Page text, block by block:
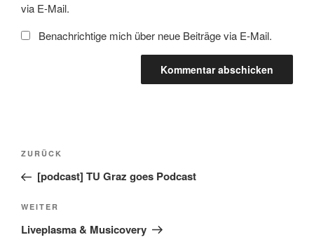
via E-Mail.
Benachrichtige mich über neue Beiträge via E-Mail.
Beitragsnavigation
Vorheriger
Beitrag
ZURÜCK
[podcast] TU Graz goes Podcast
Nächster
Beitrag
WEITER
Liveplasma & Musicovery